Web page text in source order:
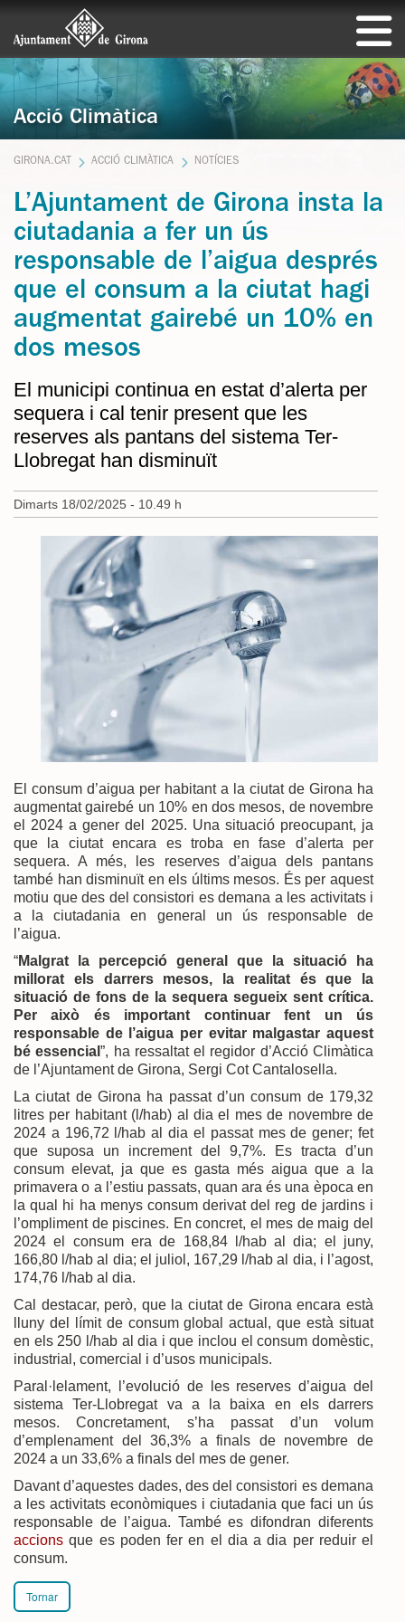
Acció Climàtica
GIRONA.CAT ACCIÓ CLIMÀTICA NOTÍCIES
L’Ajuntament de Girona insta la
ciutadania a fer un ús
responsable de l’aigua després
que el consum a la ciutat hagi
augmentat gairebé un 10% en
dos mesos
El municipi continua en estat d’alerta per
sequera i cal tenir present que les
reserves als pantans del sistema Ter-
Llobregat han disminuït
Dimarts 18/02/2025 - 10.49 h
El consum d’aigua per habitant a la ciutat de Girona ha
augmentat gairebé un 10% en dos mesos, de novembre
el 2024 a gener del 2025. Una situació preocupant, ja
que la ciutat encara es troba en fase d’alerta per
sequera. A més, les reserves d’aigua dels pantans
també han disminuït en els últims mesos. És per aquest
motiu que des del consistori es demana a les activitats i
a la ciutadania en general un ús responsable de
l’aigua.
“Malgrat la percepció general que la situació ha
millorat els darrers mesos, la realitat és que la
situació de fons de la sequera segueix sent crítica.
Per això és important continuar fent un ús
responsable de l’aigua per evitar malgastar aquest
bé essencial”, ha ressaltat el regidor d’Acció Climàtica
de l’Ajuntament de Girona, Sergi Cot Cantalosella.
La ciutat de Girona ha passat d’un consum de 179,32
litres per habitant (l/hab) al dia el mes de novembre de
2024 a 196,72 l/hab al dia el passat mes de gener; fet
que suposa un increment del 9,7%. Es tracta d’un
consum elevat, ja que es gasta més aigua que a la
primavera o a l’estiu passats, quan ara és una època en
la qual hi ha menys consum derivat del reg de jardins i
l’ompliment de piscines. En concret, el mes de maig del
2024 el consum era de 168,84 l/hab al dia; el juny,
166,80 l/hab al dia; el juliol, 167,29 l/hab al dia, i l’agost,
174,76 l/hab al dia.
Cal destacar, però, que la ciutat de Girona encara està
lluny del límit de consum global actual, que està situat
en els 250 l/hab al dia i que inclou el consum domèstic,
industrial, comercial i d’usos municipals.
Paral·lelament, l’evolució de les reserves d’aigua del
sistema Ter-Llobregat va a la baixa en els darrers
mesos. Concretament, s’ha passat d’un volum
d’emplenament del 36,3% a finals de novembre de
2024 a un 33,6% a finals del mes de gener.
Davant d’aquestes dades, des del consistori es demana
a les activitats econòmiques i ciutadania que faci un ús
responsable de l’aigua. També es difondran diferents
accions que es poden fer en el dia a dia per reduir el
consum.
Tornar